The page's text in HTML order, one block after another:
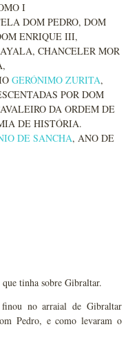
I
DOM PEDRO, DOM
ENRIQUE III,
CHANCELER MOR
GERÓNIMO ZURITA,
POR DOM
DA ORDEM DE
DE HISTÓRIA.
DE SANCHA, ANO DE
tinha sobre Gibraltar.
no arraial de Gibraltar
Pedro, e como levaram o